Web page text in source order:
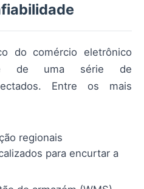
do comércio eletrônico
de uma série de
Entre os mais
regionais
para encurtar a